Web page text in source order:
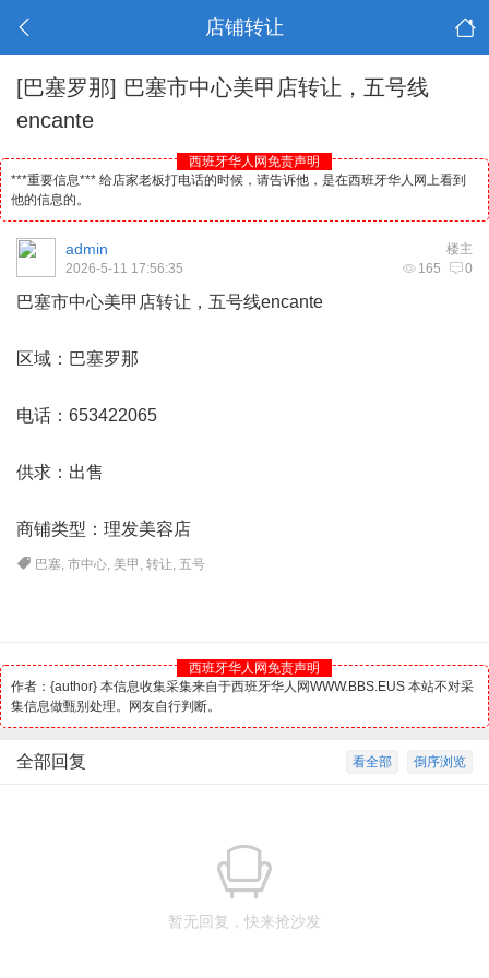
店铺转让
[巴塞罗那] 巴塞市中心美甲店转让，五号线
encante
西班牙华人网免责声明
***重要信息*** 给店家老板打电话的时候，请告诉他，是在西班牙华人网上看到
他的信息的。
楼主
admin
165 0
2026-5-11 17:56:35
巴塞市中心美甲店转让，五号线encante
区域：巴塞罗那
电话：653422065
供求：出售
商铺类型：理发美容店
巴塞,市中心, 美甲 ,转让, 五号
西班牙华人网免责声明
作者：{author} 本信息收集采集来自于西班牙华人网WWW.BBS.EUS 本站不对采
集信息做甄别处理。网友自行判断。
倒序浏览
看全部
全部回复
暂无回复，快来抢沙发